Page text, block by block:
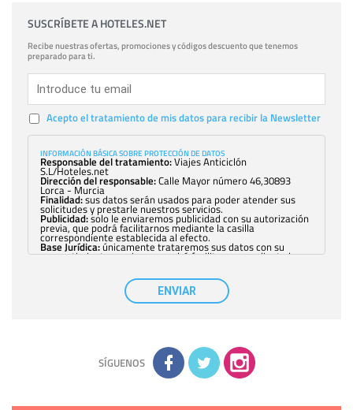
SUSCRÍBETE A HOTELES.NET
Recibe nuestras ofertas, promociones y códigos descuento que tenemos
preparado para ti.
Acepto el tratamiento de mis datos para recibir la Newsletter
INFORMACIÓN BÁSICA SOBRE PROTECCIÓN DE DATOS
Responsable del tratamiento:Viajes Anticiclón
S.L/Hoteles.net
Dirección del responsable:Calle Mayor número 46,30893
Lorca - Murcia
Finalidad:sus datos serán usados para poder atender sus
solicitudes y prestarle nuestros servicios.
Publicidad:solo le enviaremos publicidad con su autorización
previa, que podrá facilitarnos mediante la casilla
correspondiente establecida al efecto.
Base Jurídica:únicamente trataremos sus datos con su
consentimiento previo, que podrá facilitarnos mediante la
con carácter general, sólo el personal de
nuestra entidad que esté debidamente autorizado podrá
tener conocimiento de la información que le pedimos. No se
comunicarán datos a terceros.
adicional y detallada sobre cómo tratamos sus datos en la
política de privacidad
ENVIAR
SÍGUENOS